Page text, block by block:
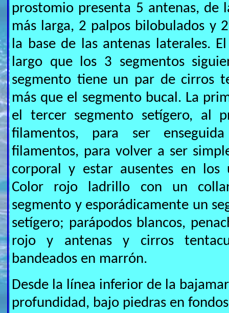
prostomio presenta 5 antenas, de
más larga, 2 palpos bilobulados y
la base de las antenas laterales.
largo que los 3 segmentos
segmento tiene un par de cirros
más que el segmento bucal. La
el tercer segmento setígero, al
filamentos, para ser
filamentos, para volver a ser
corporal y estar ausentes en los
Color rojo ladrillo con un
segmento y esporádicamente un
setígero; parápodos blancos,
rojo y antenas y cirros
bandeados en marrón.
Desde la línea inferior de la
profundidad, bajo piedras en